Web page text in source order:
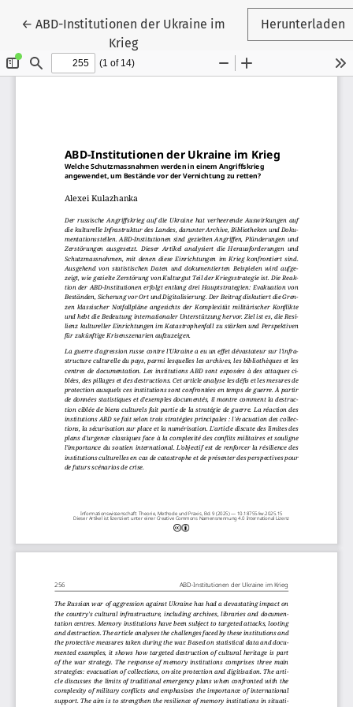
←Zu Artikeldetails zurückkehren
ABD-Institutionen der Ukraine im
Krieg
Herunterladen